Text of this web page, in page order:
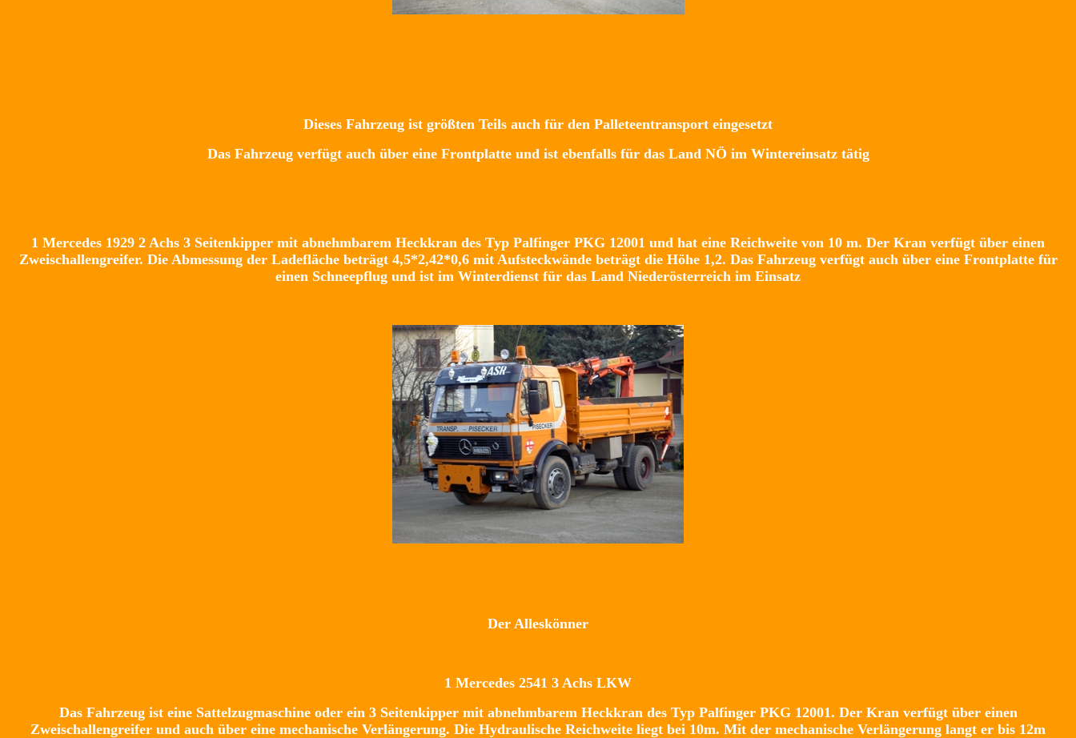
Dieses Fahrzeug ist größten Teils auch für den Palleteentransport eingesetzt
Das Fahrzeug verfügt auch über eine Frontplatte und ist ebenfalls für das Land NÖ im Wintereinsatz tätig
1 Mercedes 1929 2 Achs 3 Seitenkipper mit abnehmbarem Heckkran des Typ Palfinger PKG 12001 und hat eine Reichweite von 10 m. Der Kran verfügt über einen
Zweischallengreifer. Die Abmessung der Ladefläche beträgt 4,5*2,42*0,6 mit Aufsteckwände beträgt die Höhe 1,2. Das Fahrzeug verfügt auch über eine Frontplatte für
einen Schneepflug und ist im Winterdienst für das Land Niederösterreich im Einsatz
Der Alleskönner
1 Mercedes 2541 3 Achs LKW
Das Fahrzeug ist eine Sattelzugmaschine oder ein 3 Seitenkipper mit abnehmbarem Heckkran des Typ Palfinger PKG 12001. Der Kran verfügt über einen
Zweischallengreifer und auch über eine mechanische Verlängerung. Die Hydraulische Reichweite liegt bei 10m. Mit der mechanische Verlängerung langt er bis 12m